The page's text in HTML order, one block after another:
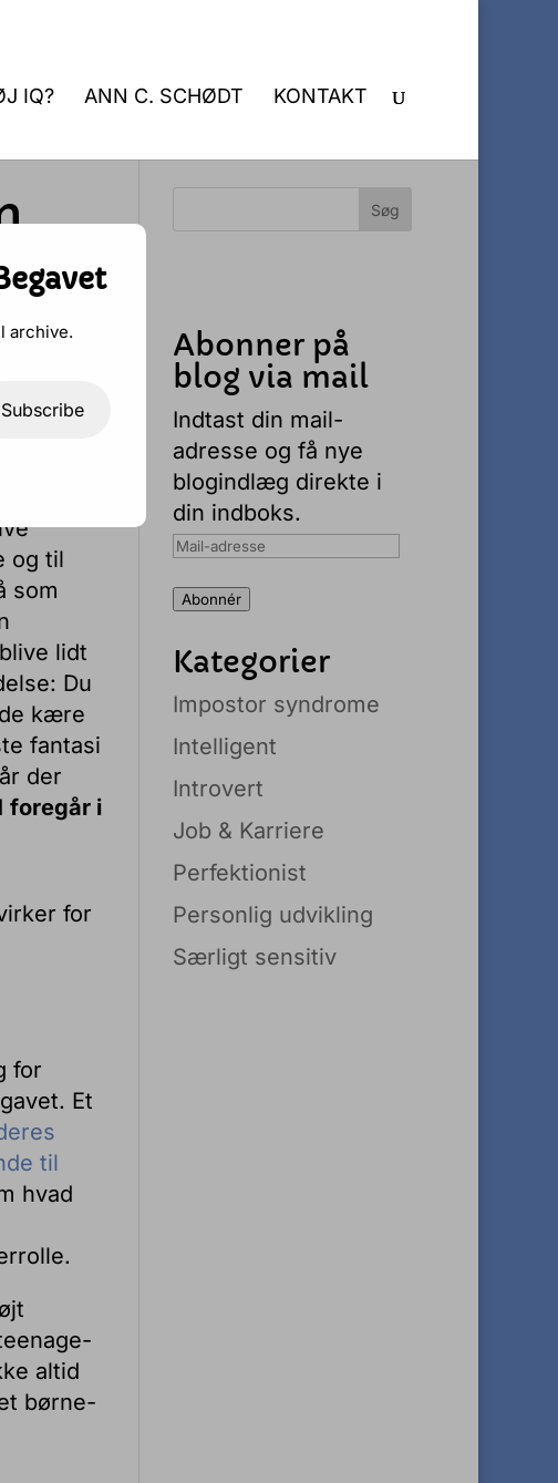
IQ? ANN C. SCHØDT KONTAKT
og til
som
lidt
Du
kære
fantasi
der
foregår i
for
for
Et
til
hvad
altid
børne-
Abonner på
blog via mail
Indtast din mail-
adresse og få nye
blogindlæg direkte i
din indboks.
Mail-
Abonnér
Kategorier
Impostor syndrome
Intelligent
Introvert
Job & Karriere
Perfektionist
Personlig udvikling
Særligt sensitiv
archive.
Subscribe